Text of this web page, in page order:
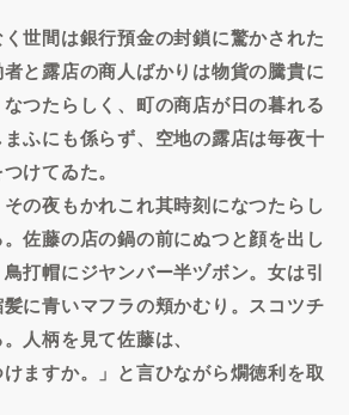
世間は銀行預金の封鎖に驚かされた
と露店の商人ばかりは物貨の騰貴に
つたらしく、町の商店が日の暮れる
ふにも係らず、空地の露店は毎夜十
けてゐた。
の夜もかれこれ其時刻になつたらし
佐藤の店の鍋の前にぬつと顔を出し
打帽にジヤンバー半ヅボン。女は引
に青いマフラの頬かむり。スコツチ
人柄を見て佐藤は、
けますか。」と言ひながら燗徳利を取